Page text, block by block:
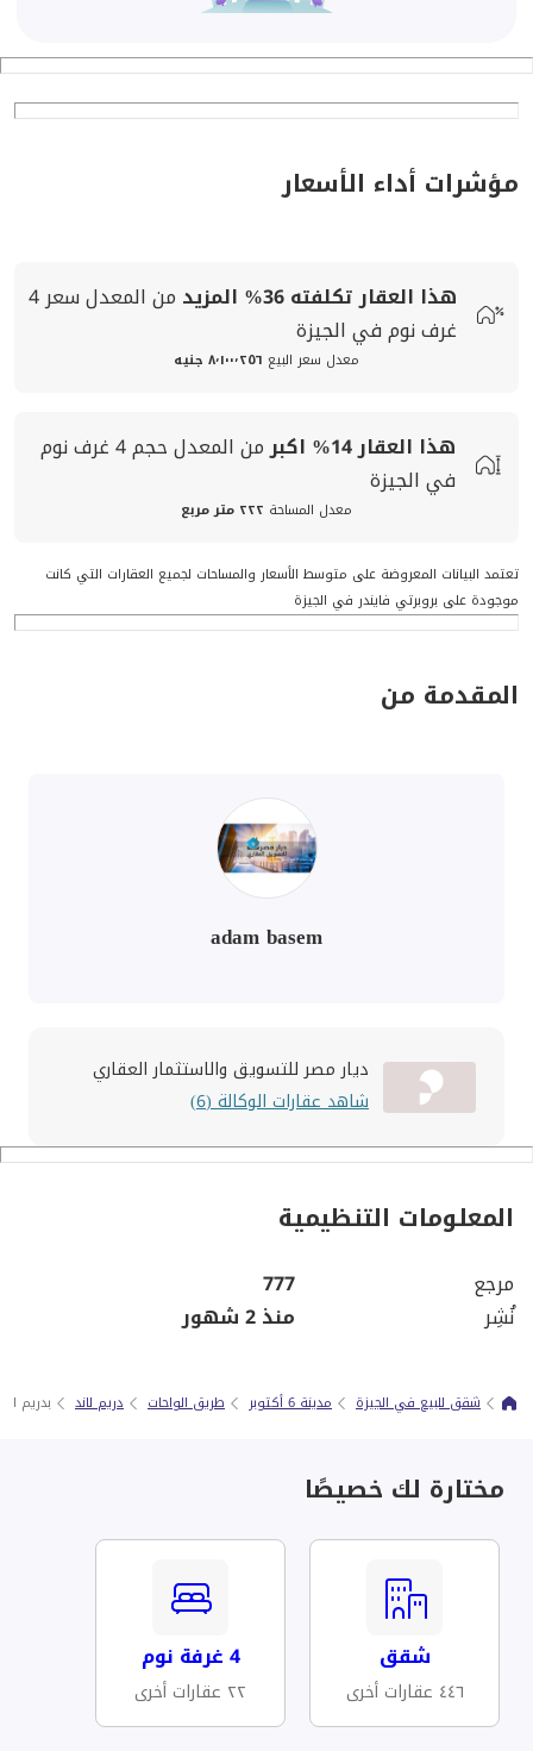
مؤشرات أداء الأسعار
هذا العقار تكلفته36% المزيد من المعدلسعر4
غرف نوم في الجيزة
معدل سعر البيع ٨٬١٠٠٬٢٥٦ جنيه
هذا العقار14% اكبرمن المعدلحجم
4 غرف نوم
في الجيزة
معدل المساحة ٢٢٢ متر مربع
تعتمد البيانات المعروضة على متوسط الأسعار والمساحات لجميع العقارات التي كانت
موجودة على بروبرتي فايندر في الجيزة
المقدمة من
adam basem
ديار مصر للتسويق والاستثمار العقاري
شاهد عقارات الوكالة (6)
المعلومات التنظيمية
مرجع
777
نُشِر
منذ 2 شهور
شقق للبيع في الجيزة مدينة 6 أكتوبر طريق الواحات دريم لاند بدريم لاند للبيع
مختارة لك خصيصًا
شقق
٤٤٦ عقارات أخرى
4 غرفة نوم
٢٢ عقارات أخرى